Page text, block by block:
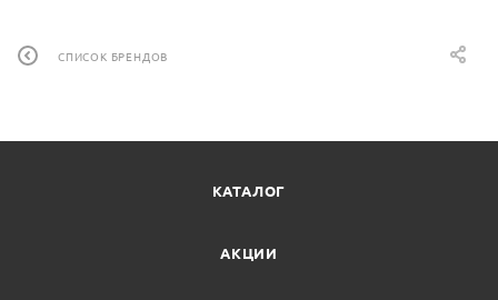
СПИСОК БРЕНДОВ
КАТАЛОГ
АКЦИИ